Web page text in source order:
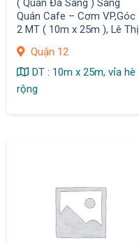
( Quán Đã Sang ) Sang
Quán Cafe – Cơm VP,Góc
2 MT ( 10m x 25m ), Lê Thị
Quận 12
DT : 10m x 25m, vỉa hè
rộng